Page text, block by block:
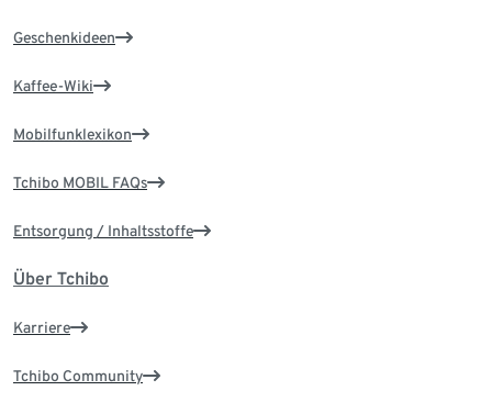
Geschenkideen
Kaffee-Wiki
Mobilfunklexikon
Tchibo MOBIL FAQs
Entsorgung / Inhaltsstoffe
Über Tchibo
Karriere
Tchibo Community